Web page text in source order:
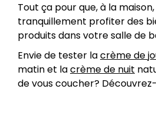
Tout ça pour que, à la
tranquillement profiter des
produits dans votre salle de
Envie de tester lacrème de
matin et lacrème de nuit
de vous coucher?